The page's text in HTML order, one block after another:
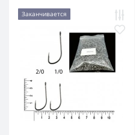
Заканчивается